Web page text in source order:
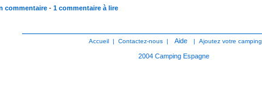
commentaire - 1 commentaire à lire
Accueil| Contactez-nous| Aide | Ajoutez votre camping
2004 Camping Espagne